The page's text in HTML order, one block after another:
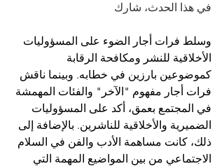
في هذا الحدث، شارك
وسلط فرات أجار الضوء على المسؤوليات
الأخلاقية للنشر ومكافحة الرقابة
كموضوعين بارزين في خطابه. وبينما ناقش
فرات أجار مفهوم "الآخر" والفئات المهمشة
في المجتمع بعمق، أكد على المسؤوليات
الضميرية والأخلاقية للناشرين. بالإضافة إلى
ذلك، كانت مساهمة الأدب والفن في السلام
الاجتماعي من بين المواضيع المهمة التي